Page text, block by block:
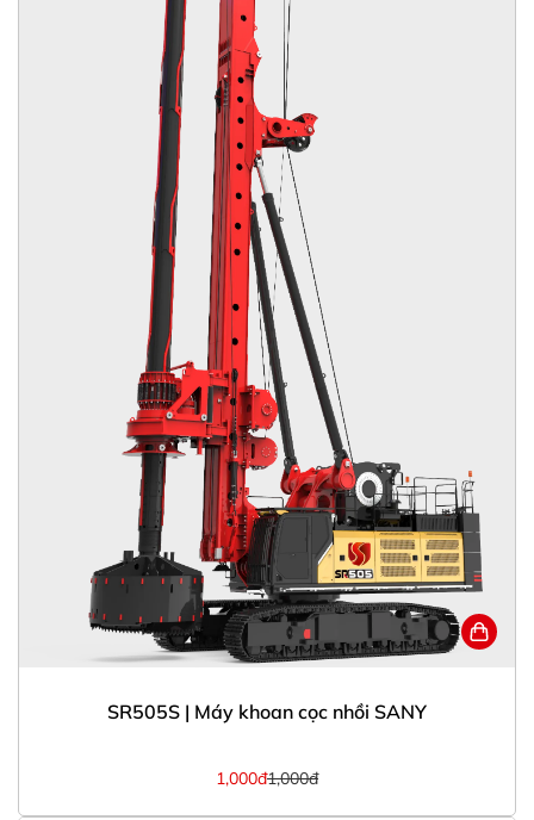
SR505S | Máy khoan cọc nhồi SANY
1,000đ1,000đ